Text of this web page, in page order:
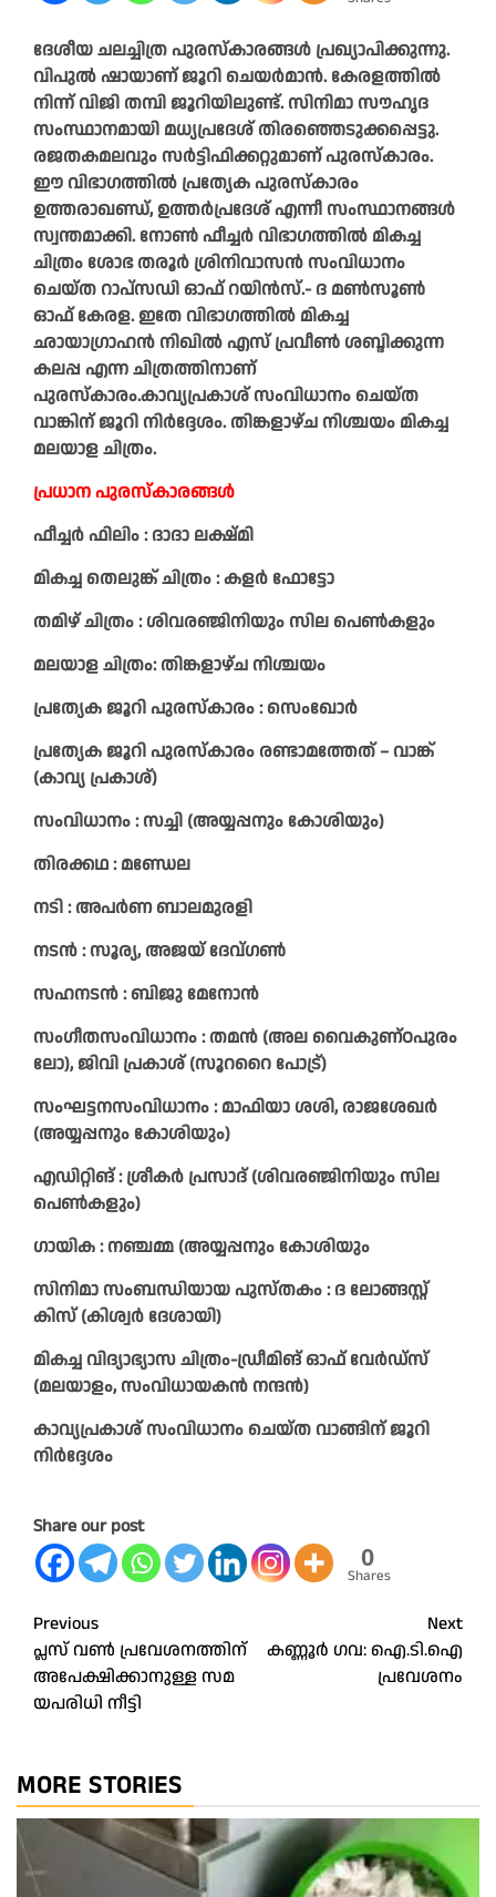
ദേശീയ ചലച്ചിത്ര പുരസ്‌കാരങ്ങള്‍ പ്രഖ്യാപിക്കുന്നു.
വിപുല്‍ ഷായാണ് ജൂറി ചെയര്‍മാന്‍. കേരളത്തില്‍
നിന്ന് വിജി തമ്പി ജൂറിയിലുണ്ട്. സിനിമാ സൗഹൃദ
സംസ്ഥാനമായി മധ്യപ്രദേശ് തിരഞ്ഞെടുക്കപ്പെട്ടു.
രജതകമലവും സർട്ടിഫിക്കറ്റുമാണ് പുരസ്കാരം.
ഈ വിഭാ​ഗത്തിൽ പ്രത്യേക പുരസ്കാരം
ഉത്തരാഖണ്ഡ്, ഉത്തർപ്രദേശ് എന്നീ സംസ്ഥാനങ്ങൾ
സ്വന്തമാക്കി. നോണ്‍ ഫീച്ചര്‍ വിഭാഗത്തില്‍ മികച്ച
ചിത്രം ശോഭ തരൂര്‍ ശ്രിനിവാസന്‍ സംവിധാനം
ചെയ്ത റാപ്‌സഡി ഓഫ് റയിന്‍സ്.- ദ മണ്‍സൂണ്‍
ഓഫ് കേരള. ഇതേ വിഭാഗത്തില്‍ മികച്ച
ഛായാഗ്രാഹന്‍ നിഖില്‍ എസ് പ്രവീണ്‍ ശബ്ദിക്കുന്ന
കലപ്പ എന്ന ചിത്രത്തിനാണ്
പുരസ്‌കാരം.കാവ്യപ്രകാശ് സംവിധാനം ചെയ്ത
വാങ്കിന് ജൂറി നിര്‍ദ്ദേശം. തിങ്കളാഴ്ച നിശ്ചയം മികച്ച
മലയാള ചിത്രം.
പ്രധാന പുരസ്കാരങ്ങൾ
ഫീച്ചർ ഫിലിം : ദാദാ ലക്ഷ്മി
മികച്ച തെലുങ്ക് ചിത്രം : കളർ ഫോട്ടോ
തമിഴ് ചിത്രം : ശിവരഞ്ജിനിയും സില പെൺകളും
മലയാള ചിത്രം: തിങ്കളാഴ്ച നിശ്ചയം
പ്രത്യേക ജൂറി പുരസ്കാരം : സെംഖോർ
പ്രത്യേക ജൂറി പുരസ്കാരം രണ്ടാമത്തേത് – വാങ്ക്
(കാവ്യ പ്രകാശ്)
സംവിധാനം : സച്ചി (അയ്യപ്പനും കോശിയും)
തിരക്കഥ : മണ്ഡേല
നടി : അപർണ ബാലമുരളി
നടൻ : സൂര്യ, അജയ് ദേവ്​ഗൺ
സഹനടൻ : ബിജു മേനോൻ
സം​ഗീതസംവിധാനം : തമൻ (അല വൈകുണ്ഠപുരം
ലോ), ജിവി പ്രകാശ് (സൂററൈ പോട്ര്)
സംഘട്ടനസംവിധാനം : മാഫിയാ ശശി, രാജശേഖർ
(അയ്യപ്പനും കോശിയും)
എഡിറ്റിങ് : ശ്രീകർ പ്രസാദ് (ശിവരഞ്ജിനിയും സില
പെൺകളും)
​ഗായിക : നഞ്ചമ്മ (അയ്യപ്പനും കോശിയും
സിനിമാ സംബന്ധിയായ പുസ്തകം : ദ ലോങ്ങസ്റ്റ്
കിസ് (കിശ്വർ ദേശായി)
മികച്ച വിദ്യാഭ്യാസ ചിത്രം-ഡ്രീമിങ് ഓഫ് വേര്‍ഡ്‌സ്
(മലയാളം, സംവിധായകന്‍ നന്ദന്‍)
കാവ്യപ്രകാശ് സംവിധാനം ചെയ്ത വാങ്ങിന് ജൂറി
നിര്‍ദ്ദേശം
Share our post
0
Shares
Post
navigation
Previous
പ്ല​സ് വ​ണ്‍ പ്ര​വേ​ശ​ന​ത്തി​ന്
അ​പേ​ക്ഷി​ക്കാ​നു​ള്ള സ​മ​
യ​പ​രി​ധി നീ​ട്ടി
Next
കണ്ണൂർ ഗവ: ഐ.ടി.ഐ
പ്രവേശനം
MORE STORIES